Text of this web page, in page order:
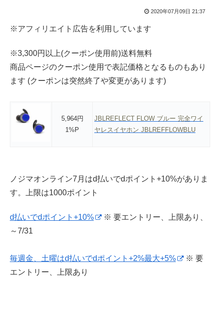
2020年07月09日 21:37
※アフィリエイト広告を利用しています
※3,300円以上(クーポン使用前)送料無料
商品ページのクーポン使用で表記価格となるものもあり
ます (クーポンは突然終了や変更があります)
5,964円
1%P
JBLREFLECT FLOW ブルー 完全ワイ
ヤレスイヤホン JBLREFFLOWBLU
ノジマオンライン7月はd払いでdポイント+10%がありま
す。上限は1000ポイント
d払いでdポイント+10%
※ 要エントリー、上限あり、
～7/31
毎週金、土曜はd払いでdポイント+2%最大+5%
※ 要
エントリー、上限あり